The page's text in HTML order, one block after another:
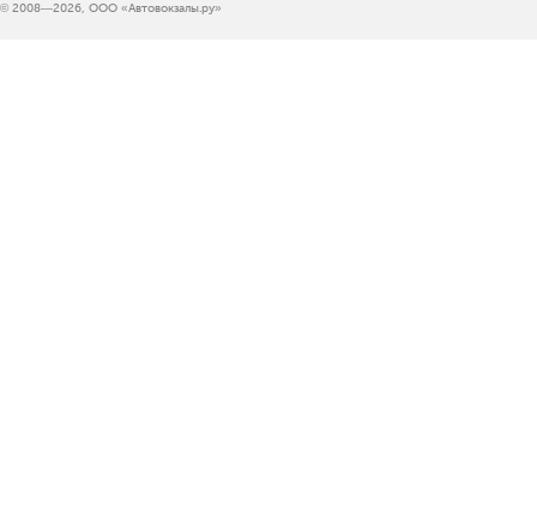
© 2008—2026, ООО «Автовокзалы.ру»